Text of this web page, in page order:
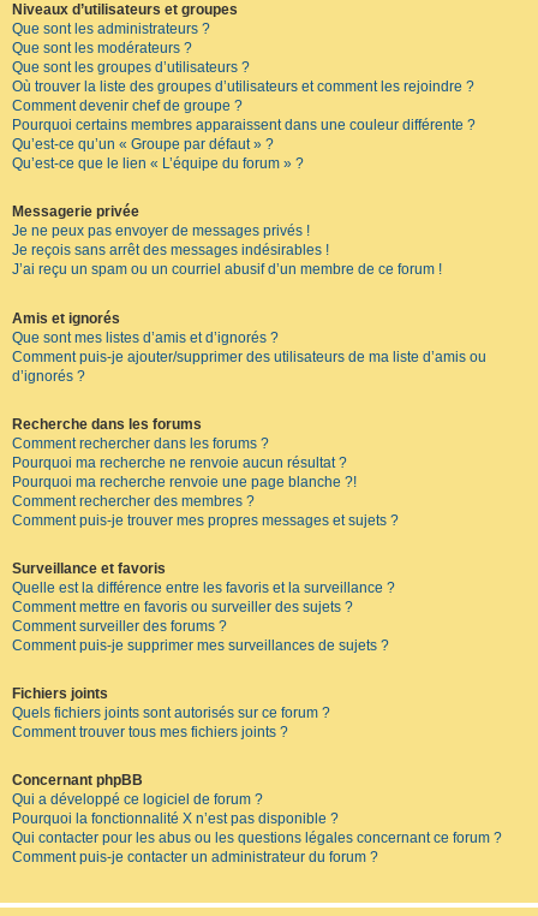
Niveaux d’utilisateurs et groupes
Que sont les administrateurs ?
Que sont les modérateurs ?
Que sont les groupes d’utilisateurs ?
Où trouver la liste des groupes d’utilisateurs et comment les rejoindre ?
Comment devenir chef de groupe ?
Pourquoi certains membres apparaissent dans une couleur différente ?
Qu’est-ce qu’un « Groupe par défaut » ?
Qu’est-ce que le lien « L’équipe du forum » ?
Messagerie privée
Je ne peux pas envoyer de messages privés !
Je reçois sans arrêt des messages indésirables !
J’ai reçu un spam ou un courriel abusif d’un membre de ce forum !
Amis et ignorés
Que sont mes listes d’amis et d’ignorés ?
Comment puis-je ajouter/supprimer des utilisateurs de ma liste d’amis ou
d’ignorés ?
Recherche dans les forums
Comment rechercher dans les forums ?
Pourquoi ma recherche ne renvoie aucun résultat ?
Pourquoi ma recherche renvoie une page blanche ?!
Comment rechercher des membres ?
Comment puis-je trouver mes propres messages et sujets ?
Surveillance et favoris
Quelle est la différence entre les favoris et la surveillance ?
Comment mettre en favoris ou surveiller des sujets ?
Comment surveiller des forums ?
Comment puis-je supprimer mes surveillances de sujets ?
Fichiers joints
Quels fichiers joints sont autorisés sur ce forum ?
Comment trouver tous mes fichiers joints ?
Concernant phpBB
Qui a développé ce logiciel de forum ?
Pourquoi la fonctionnalité X n’est pas disponible ?
Qui contacter pour les abus ou les questions légales concernant ce forum ?
Comment puis-je contacter un administrateur du forum ?